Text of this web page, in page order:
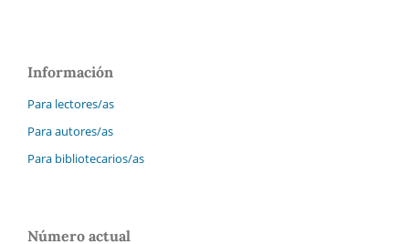
Información
Para lectores/as
Para autores/as
Para bibliotecarios/as
Número actual